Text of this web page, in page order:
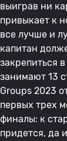
выиграв ни
привыкает к
все лучше и
капитан
закрепиться
занимают 13
Groups 2023
первых трех
финалы: к
придется, да